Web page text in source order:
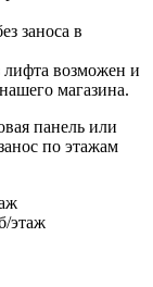
заноса в
возможен и
магазина.
панель или
по этажам
этаж